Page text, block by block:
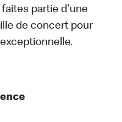
partie d’une
de concert pour